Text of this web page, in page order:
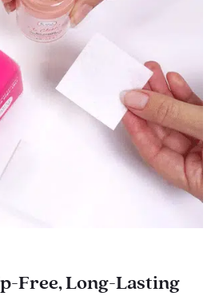
Free, Long-Lasting